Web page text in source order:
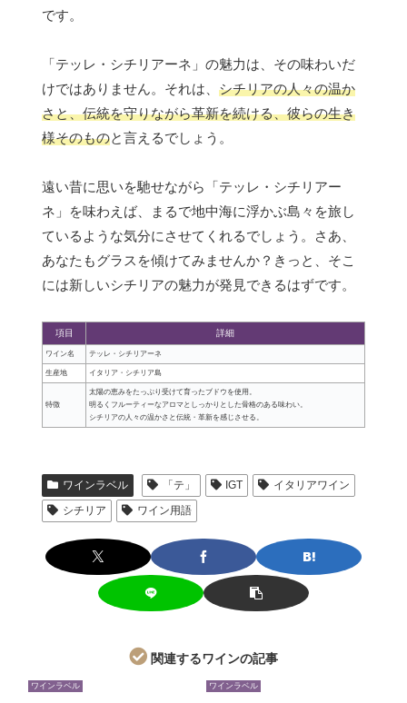
です。
「テッレ・シチリアーネ」の魅力は、その味わいだ
けではありません。それは、 シチリアの人々の温か
さと、伝統を守りながら革新を続ける、彼らの生き
様そのものと言えるでしょう。
遠い昔に思いを馳せながら「テッレ・シチリアー
ネ」を味わえば、まるで地中海に浮かぶ島々を旅し
ているような気分にさせてくれるでしょう。さあ、
あなたもグラスを傾けてみませんか？きっと、そこ
には新しいシチリアの魅力が発見できるはずです。
項目 詳細
ワイン名 テッレ・シチリアーネ
生産地 イタリア・シチリア島
特徴
太陽の恵みをたっぷり受けて育ったブドウを使用。
明るくフルーティーなアロマとしっかりとした骨格のある味わい。
シチリアの人々の温かさと伝統・革新を感じさせる。
ワインラベル 「テ」 IGT
イタリアワイン
シチリア
ワイン用語
関連するワインの記事
ワインラベル ワインラベル